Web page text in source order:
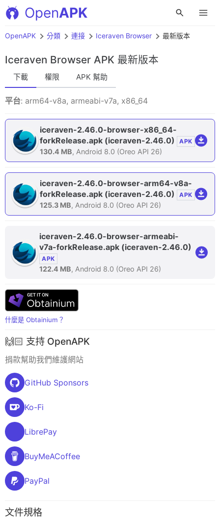
OpenAPK
OpenAPK 分類 連接 Iceraven Browser 最新版本
Iceraven Browser APK 最新版本
下載 權限 APK 幫助
平台: arm64-v8a, armeabi-v7a, x86_64
iceraven-2.46.0-browser-x86_64-
forkRelease.apk (iceraven-2.46.0) APK
130.4 MB, Android 8.0 (Oreo API 26)
iceraven-2.46.0-browser-arm64-v8a-
forkRelease.apk (iceraven-2.46.0) APK
125.3 MB, Android 8.0 (Oreo API 26)
iceraven-2.46.0-browser-armeabi-
v7a-forkRelease.apk (iceraven-2.46.0)
APK
122.4 MB, Android 8.0 (Oreo API 26)
什麼是 Obtainium？
🙌🏻 支持 OpenAPK
捐款幫助我們維護網站
GitHub Sponsors
Ko-Fi
LibrePay
BuyMeACoffee
PayPal
文件規格